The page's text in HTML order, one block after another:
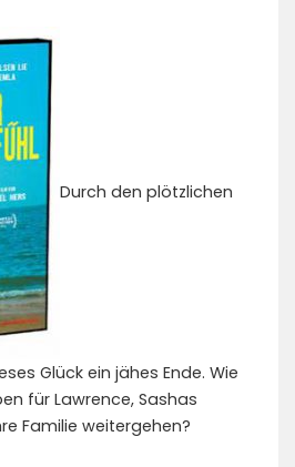
Durch den plötzlichen
Glück ein jähes Ende. Wie
für Lawrence, Sashas
Familie weitergehen?